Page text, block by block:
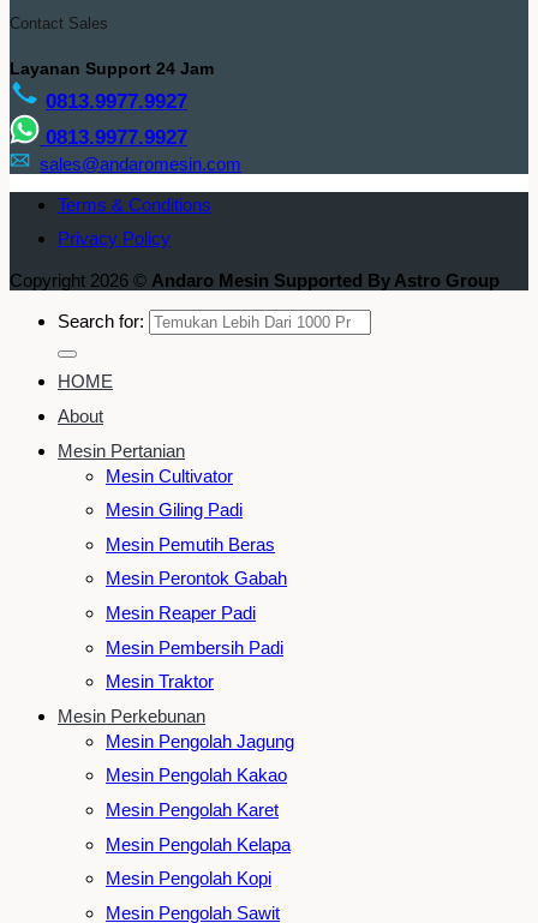
Contact Sales
Layanan Support 24 Jam
0813.9977.9927
0813.9977.9927
sales@andaromesin.com
Terms & Conditions
Privacy Policy
Copyright 2026 © Andaro Mesin Supported By Astro Group
Search for:
HOME
About
Mesin Pertanian
Mesin Cultivator
Mesin Giling Padi
Mesin Pemutih Beras
Mesin Perontok Gabah
Mesin Reaper Padi
Mesin Pembersih Padi
Mesin Traktor
Mesin Perkebunan
Mesin Pengolah Jagung
Mesin Pengolah Kakao
Mesin Pengolah Karet
Mesin Pengolah Kelapa
Mesin Pengolah Kopi
Mesin Pengolah Sawit